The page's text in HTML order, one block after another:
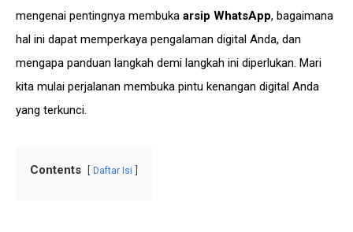
mengenai pentingnya membuka arsip WhatsApp, bagaimana
hal ini dapat memperkaya pengalaman digital Anda, dan
mengapa panduan langkah demi langkah ini diperlukan. Mari
kita mulai perjalanan membuka pintu kenangan digital Anda
yang terkunci.
Contents Daftar Isi